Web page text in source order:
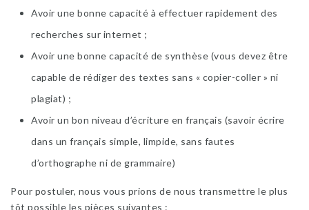
Avoir une bonne capacité à effectuer rapidement des
recherches sur internet ;
Avoir une bonne capacité de synthèse (vous devez être
capable de rédiger des textes sans « copier-coller » ni
plagiat) ;
Avoir un bon niveau d’écriture en français (savoir écrire
dans un français simple, limpide, sans fautes
d’orthographe ni de grammaire)
Pour postuler, nous vous prions de nous transmettre le plus
tôt possible les pièces suivantes :